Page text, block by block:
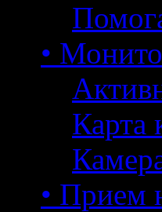
•
Карта
• Прием